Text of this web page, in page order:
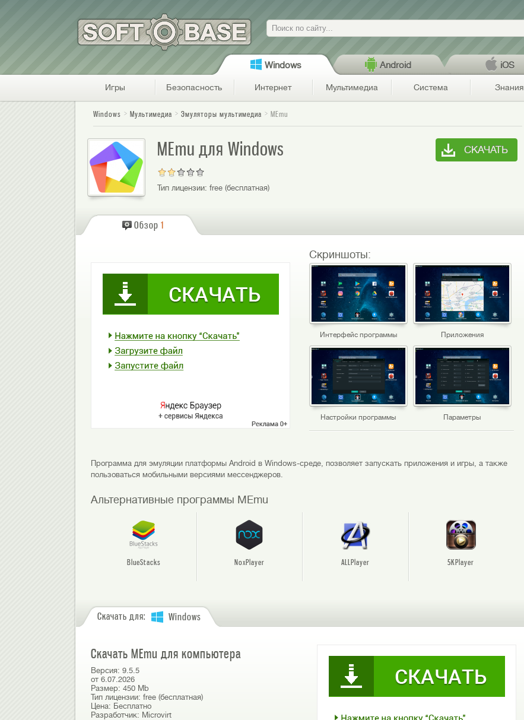
Поиск
Windows Android iOS
Игры Безопасность Интернет Мультимедиа Система Знания
Windows Мультимедиа Эмуляторы мультимедиа MEmu
MEmu для Windows СКАЧАТЬ
Тип лицензии: free (бесплатная)
Обзор 1
Скриншоты:
Интерфейс программы Приложения
Настройки программы Параметры
Программа для эмуляции платформы Android в Windows-среде, позволяет запускать приложения и игры, а также
пользоваться мобильными версиями мессенджеров.
Альтернативные программы MEmu
BlueStacks NoxPlayer ALLPlayer 5KPlayer
Скачать для: Windows
Скачать MEmu для компьютера
Версия: 9.5.5
от 6.07.2026
Размер: 450 Mb
Тип лицензии: free (бесплатная)
Цена: Бесплатно
Разработчик: Microvirt